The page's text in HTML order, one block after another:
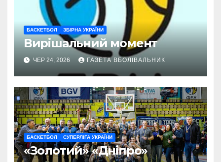
БАСКЕТБОЛ ЗБІРНА УКРАЇНИ
Вирішальний момент
ЧЕР 24, 2026 ГАЗЕТА ВБОЛІВАЛЬНИК
БАСКЕТБОЛ СУПЕРЛІГА УКРАЇНИ
«Золотий» «Дніпро»